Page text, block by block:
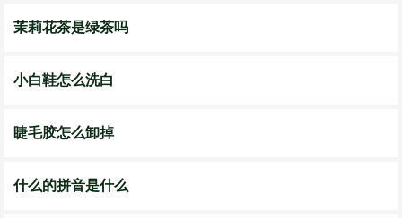
茉莉花茶是绿茶吗
小白鞋怎么洗白
睫毛胶怎么卸掉
什么的拼音是什么